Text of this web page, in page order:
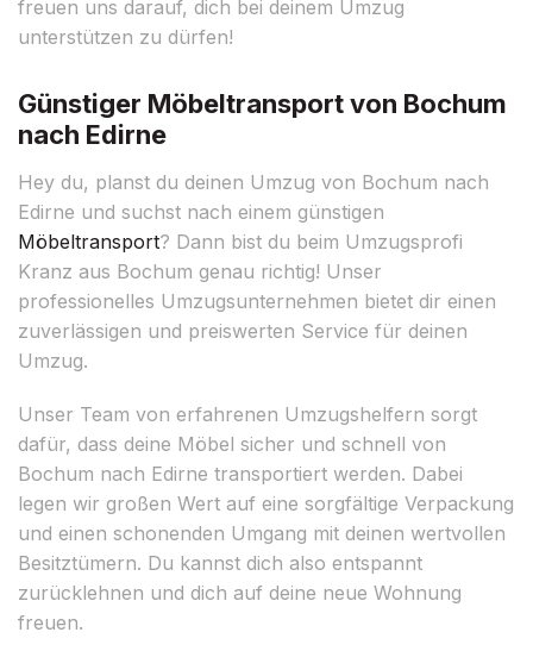
freuen uns darauf, dich bei deinem Umzug
unterstützen zu dürfen!
Günstiger Möbeltransport von Bochum
nach Edirne
Hey du, planst du deinen Umzug von Bochum nach
Edirne und suchst nach einem günstigen
Möbeltransport? Dann bist du beim Umzugsprofi
Kranz aus Bochum genau richtig! Unser
professionelles Umzugsunternehmen bietet dir einen
zuverlässigen und preiswerten Service für deinen
Umzug.
Unser Team von erfahrenen Umzugshelfern sorgt
dafür, dass deine Möbel sicher und schnell von
Bochum nach Edirne transportiert werden. Dabei
legen wir großen Wert auf eine sorgfältige Verpackung
und einen schonenden Umgang mit deinen wertvollen
Besitztümern. Du kannst dich also entspannt
zurücklehnen und dich auf deine neue Wohnung
freuen.